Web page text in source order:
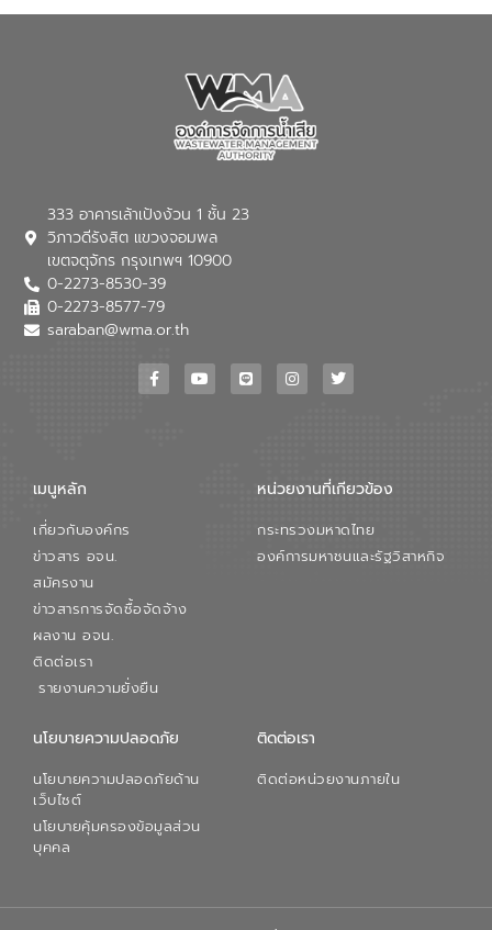
ณ เทศบาลตำบลบางเลน จังหวัดนครปฐม
333 อาคารเล้าเป้งง้วน 1 ชั้น 23
วิภาวดีรังสิต แขวงจอมพล
เขตจตุจักร กรุงเทพฯ 10900
0-2273-8530-39
0-2273-8577-79
saraban@wma.or.th
เมนูหลัก
เกี่ยวกับองค์กร
ข่าวสาร อจน.
สมัครงาน
ข่าวสารการจัดซื้อจัดจ้าง
ผลงาน อจน.
ติดต่อเรา
รายงานความยั่งยืน
หน่วยงานที่เกียวข้อง
กระทรวงมหาดไทย
องค์การมหาชนและรัฐวิสาหกิจ
นโยบายความปลอดภัย
นโยบายความปลอดภัยด้าน
เว็บไซต์
นโยบายคุ้มครองข้อมูลส่วน
บุคคล
ติดต่อเรา
ติดต่อหน่วยงานภายใน